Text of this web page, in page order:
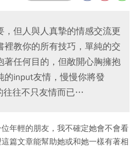
，但人與人真摯的情感交流更
裡教你的所有技巧，單純的交
著任何目的，但敞開心胸擁抱
的input友情，慢慢你將發
往往不只友情而已…
年輕的朋友，我不確定她會不會看
篇文章能幫助她或和她一樣有著相